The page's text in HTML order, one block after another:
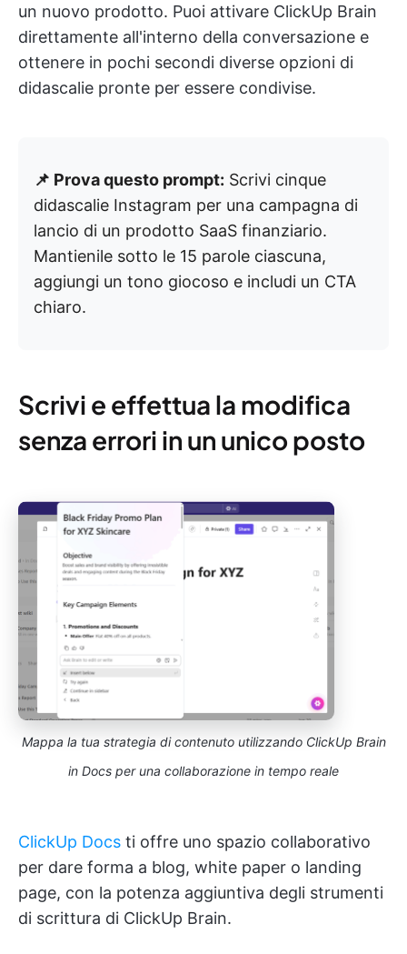
un nuovo prodotto. Puoi attivare ClickUp Brain
direttamente all'interno della conversazione e
ottenere in pochi secondi diverse opzioni di
didascalie pronte per essere condivise.
📌 Prova questo prompt: Scrivi cinque
didascalie Instagram per una campagna di
lancio di un prodotto SaaS finanziario.
Mantienile sotto le 15 parole ciascuna,
aggiungi un tono giocoso e includi un CTA
chiaro.
Scrivi e effettua la modifica
senza errori in un unico posto
Mappa la tua strategia di contenuto utilizzando ClickUp Brain
in Docs per una collaborazione in tempo reale
ClickUp Docs ti offre uno spazio collaborativo
per dare forma a blog, white paper o landing
page, con la potenza aggiuntiva degli strumenti
di scrittura di ClickUp Brain.